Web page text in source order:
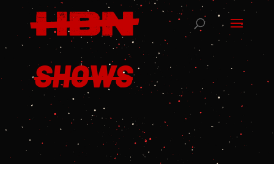
SHOWS